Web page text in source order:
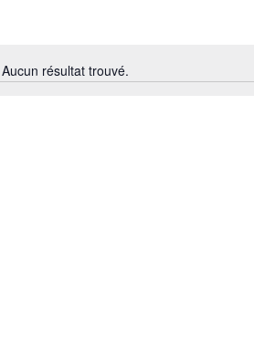
Notice
Aucun résultat trouvé.